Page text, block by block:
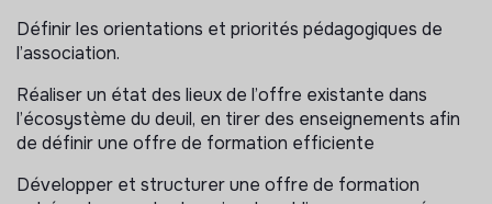
Définir les orientations et priorités pédagogiques de
l’association.
Réaliser un état des lieux de l’offre existante dans
l’écosystème du deuil, en tirer des enseignements afin
de définir une offre de formation efficiente
Développer et structurer une offre de formation